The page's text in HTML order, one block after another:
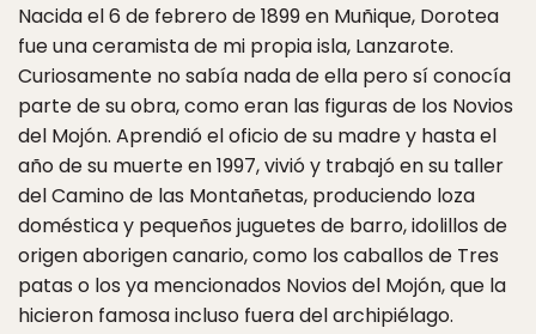
Nacida el 6 de febrero de 1899 en Muñique, Dorotea
fue una ceramista de mi propia isla, Lanzarote.
Curiosamente no sabía nada de ella pero sí conocía
parte de su obra, como eran las figuras de los Novios
del Mojón. Aprendió el oficio de su madre y hasta el
año de su muerte en 1997, vivió y trabajó en su taller
del Camino de las Montañetas, produciendo loza
doméstica y pequeños juguetes de barro, idolillos de
origen aborigen canario, como los caballos de Tres
patas o los ya mencionados Novios del Mojón, que la
hicieron famosa incluso fuera del archipiélago.